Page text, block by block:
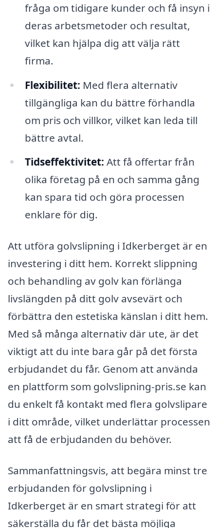
fråga om tidigare kunder och få insyn i
deras arbetsmetoder och resultat,
vilket kan hjälpa dig att välja rätt
firma.
Flexibilitet: Med flera alternativ
tillgängliga kan du bättre förhandla
om pris och villkor, vilket kan leda till
bättre avtal.
Tidseffektivitet: Att få offertar från
olika företag på en och samma gång
kan spara tid och göra processen
enklare för dig.
Att utföra golvslipning i Idkerberget är en
investering i ditt hem. Korrekt slippning
och behandling av golv kan förlänga
livslängden på ditt golv avsevärt och
förbättra den estetiska känslan i ditt hem.
Med så många alternativ där ute, är det
viktigt att du inte bara går på det första
erbjudandet du får. Genom att använda
en plattform som golvslipning-pris.se kan
du enkelt få kontakt med flera golvslipare
i ditt område, vilket underlättar processen
att få de erbjudanden du behöver.
Sammanfattningsvis, att begära minst tre
erbjudanden för golvslipning i
Idkerberget är en smart strategi för att
säkerställa du får det bästa möjliga